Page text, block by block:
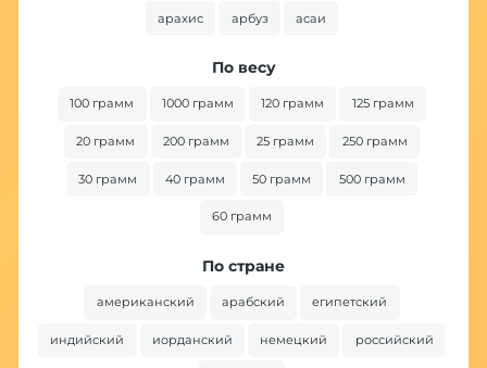
арахис арбуз асаи
По весу
100 грамм 1000 грамм 120 грамм 125 грамм
20 грамм 200 грамм 25 грамм 250 грамм
30 грамм 40 грамм 50 грамм 500 грамм
60 грамм
По стране
американский арабский египетский
индийский иорданский немецкий российский